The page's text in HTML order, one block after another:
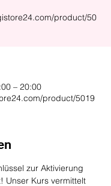
product/50
– 20:00
product/5019
zur Aktivierung
Unser Kurs vermittelt